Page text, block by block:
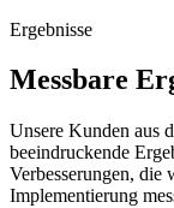
Ergebnisse
Messbare
Unsere Kunden aus
beeindruckende
Verbesserungen, die
Implementierung